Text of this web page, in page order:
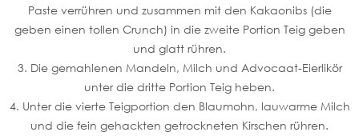
Paste verrühren und zusammen mit den Kakaonibs (die
geben einen tollen Crunch) in die zweite Portion Teig geben
und glatt rühren.
3. Die gemahlenen Mandeln, Milch und Advocaat-Eierlikör
unter die dritte Portion Teig heben.
4. Unter die vierte Teigportion den Blaumohn, lauwarme Milch
und die fein gehackten getrockneten Kirschen rühren.